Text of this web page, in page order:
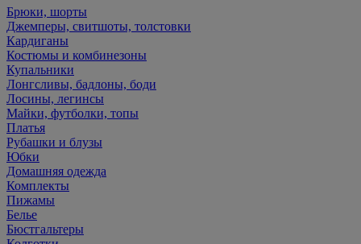
Брюки, шорты
Джемперы, свитшоты, толстовки
Кардиганы
Костюмы и комбинезоны
Купальники
Лонгсливы, бадлоны, боди
Лосины, легинсы
Майки, футболки, топы
Платья
Рубашки и блузы
Юбки
Домашняя одежда
Комплекты
Пижамы
Белье
Бюстгальтеры